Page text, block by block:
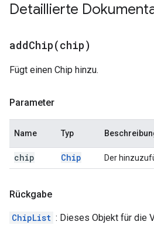
Detaillierte
addChip(chip)
Fügt einen Chip hinzu.
Parameter
Name Typ
chip Chip Der
Rückgabe
ChipList : Dieses Objekt für die